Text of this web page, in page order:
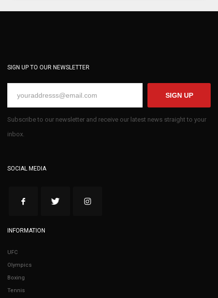
SIGN UP TO OUR NEWSLETTER
SIGN UP
Subscribe to our newsletter and receive our latest news straight to your
inbox.
SOCIAL MEDIA
INFORMATION
UFC
Olympics
Boxing
Tennis